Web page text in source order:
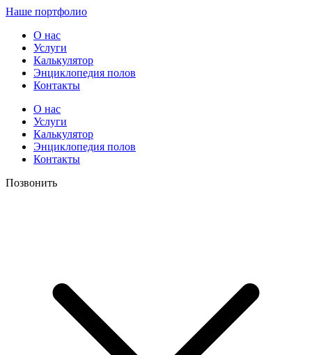
Наше портфолио
О нас
Услуги
Калькулятор
Энциклопедия полов
Контакты
О нас
Услуги
Калькулятор
Энциклопедия полов
Контакты
Позвонить